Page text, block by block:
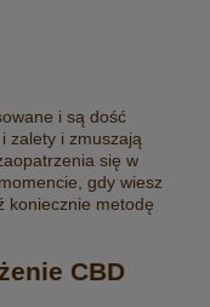
i są dość
zalety i zmuszają
się w
gdy wiesz
koniecznie metodę
CBD